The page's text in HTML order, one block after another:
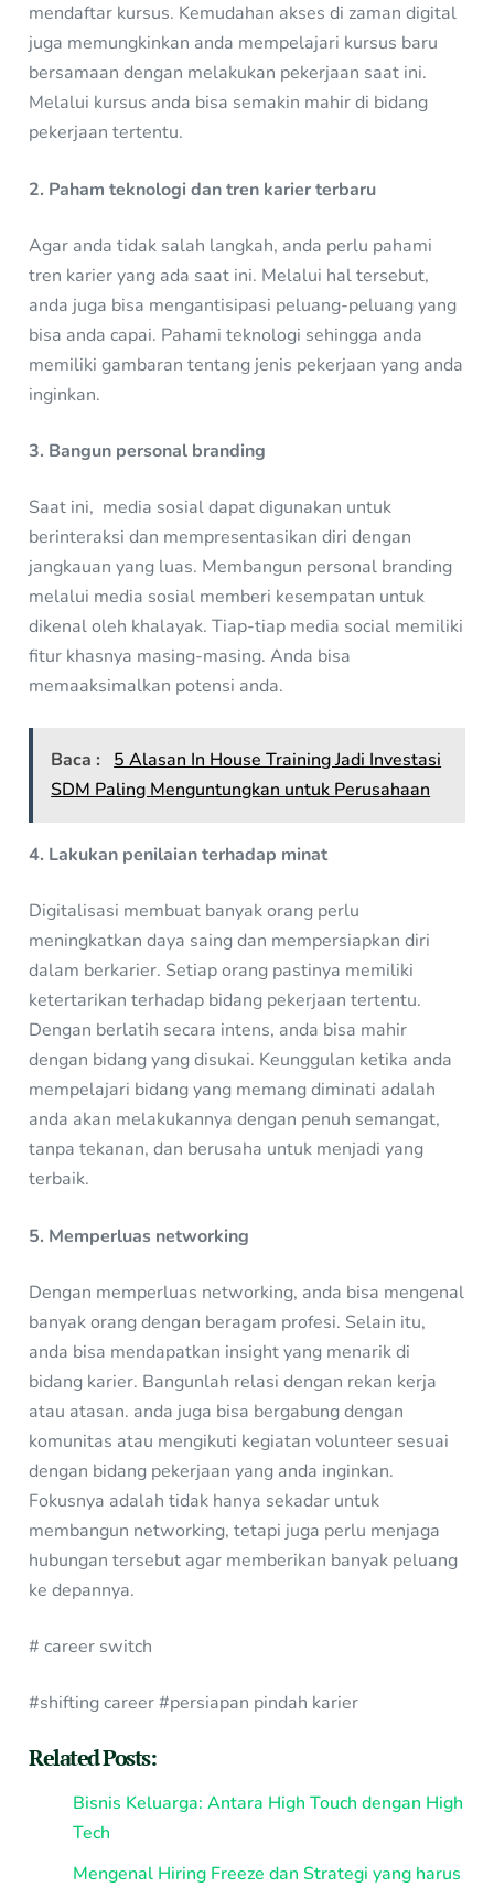
mendaftar kursus. Kemudahan akses di zaman digital
juga memungkinkan anda mempelajari kursus baru
bersamaan dengan melakukan pekerjaan saat ini.
Melalui kursus anda bisa semakin mahir di bidang
pekerjaan tertentu.
2. Paham teknologi dan tren karier terbaru
Agar anda tidak salah langkah, anda perlu pahami
tren karier yang ada saat ini. Melalui hal tersebut,
anda juga bisa mengantisipasi peluang-peluang yang
bisa anda capai. Pahami teknologi sehingga anda
memiliki gambaran tentang jenis pekerjaan yang anda
inginkan.
3. Bangun personal branding
Saat ini, media sosial dapat digunakan untuk
berinteraksi dan mempresentasikan diri dengan
jangkauan yang luas. Membangun personal branding
melalui media sosial memberi kesempatan untuk
dikenal oleh khalayak. Tiap-tiap media social memiliki
fitur khasnya masing-masing. Anda bisa
memaaksimalkan potensi anda.
Baca :
5 Alasan In House Training Jadi Investasi
SDM Paling Menguntungkan untuk Perusahaan
4. Lakukan penilaian terhadap minat
Digitalisasi membuat banyak orang perlu
meningkatkan daya saing dan mempersiapkan diri
dalam berkarier. Setiap orang pastinya memiliki
ketertarikan terhadap bidang pekerjaan tertentu.
Dengan berlatih secara intens, anda bisa mahir
dengan bidang yang disukai. Keunggulan ketika anda
mempelajari bidang yang memang diminati adalah
anda akan melakukannya dengan penuh semangat,
tanpa tekanan, dan berusaha untuk menjadi yang
terbaik.
5. Memperluas networking
Dengan memperluas networking, anda bisa mengenal
banyak orang dengan beragam profesi. Selain itu,
anda bisa mendapatkan insight yang menarik di
bidang karier. Bangunlah relasi dengan rekan kerja
atau atasan. anda juga bisa bergabung dengan
komunitas atau mengikuti kegiatan volunteer sesuai
dengan bidang pekerjaan yang anda inginkan.
Fokusnya adalah tidak hanya sekadar untuk
membangun networking, tetapi juga perlu menjaga
hubungan tersebut agar memberikan banyak peluang
ke depannya.
# career switch
#shifting career #persiapan pindah karier
Related Posts:
Bisnis Keluarga: Antara High Touch dengan High
Tech
Mengenal Hiring Freeze dan Strategi yang harus